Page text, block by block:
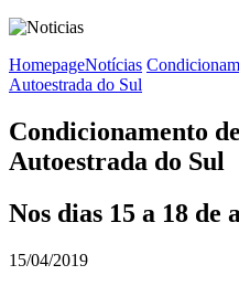
HomepageNotícias
Autoestrada do Sul
Condicionamento
Autoestrada do Sul
Nos dias 15 a 18 de
15/04/2019